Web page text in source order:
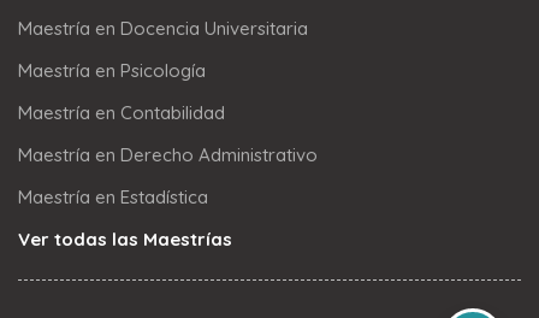
Maestría en Docencia Universitaria
Maestría en Psicología
Maestría en Contabilidad
Maestría en Derecho Administrativo
Maestría en Estadística
Ver todas las Maestrías